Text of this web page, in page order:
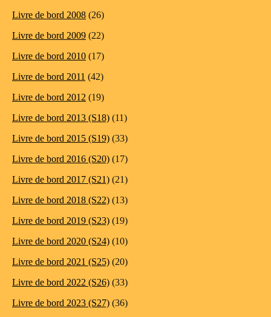
Livre de bord 2008 (26)
Livre de bord 2009 (22)
Livre de bord 2010 (17)
Livre de bord 2011 (42)
Livre de bord 2012 (19)
Livre de bord 2013 (S18) (11)
Livre de bord 2015 (S19) (33)
Livre de bord 2016 (S20) (17)
Livre de bord 2017 (S21) (21)
Livre de bord 2018 (S22) (13)
Livre de bord 2019 (S23) (19)
Livre de bord 2020 (S24) (10)
Livre de bord 2021 (S25) (20)
Livre de bord 2022 (S26) (33)
Livre de bord 2023 (S27) (36)